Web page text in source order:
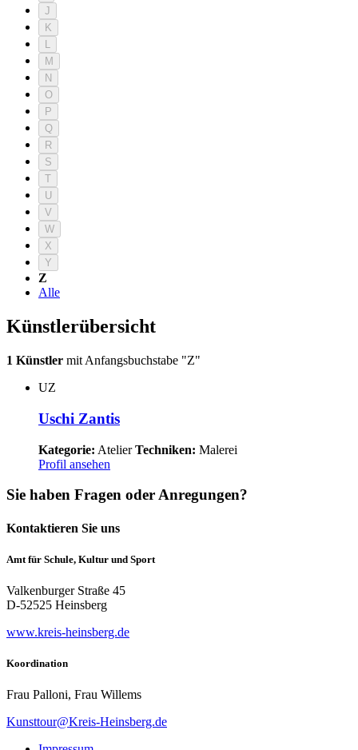
J
K
L
M
N
O
P
Q
R
S
T
U
V
W
X
Y
Z
Alle
Künstlerübersicht
1 Künstler mit Anfangsbuchstabe "Z"
UZ
Uschi Zantis
Kategorie: Atelier Techniken: Malerei
Profil ansehen
Sie haben Fragen oder Anregungen?
Kontaktieren Sie uns
Amt für Schule, Kultur und Sport
Valkenburger Straße 45
D-52525 Heinsberg
www.kreis-heinsberg.de
Koordination
Frau Palloni, Frau Willems
Kunsttour@Kreis-Heinsberg.de